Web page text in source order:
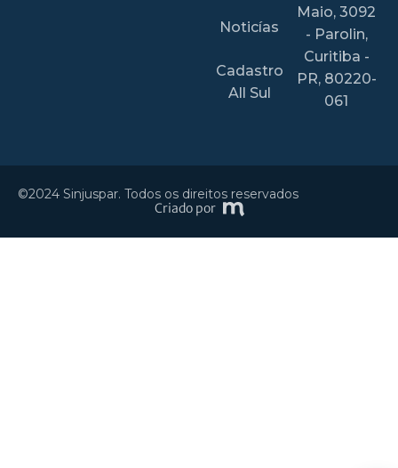
Noticías
Cadastro
All Sul
Maio, 3092
- Parolin,
Curitiba -
PR, 80220-
061
©2024 Sinjuspar. Todos os direitos reservados
Criado por